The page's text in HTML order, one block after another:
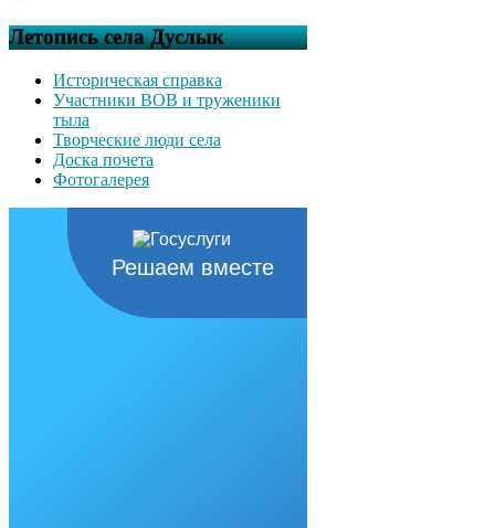
Летопись села Дуслык
Историческая справка
Участники ВОВ и труженики
тыла
Творческие люди села
Доска почета
Фотогалерея
Решаем вместе